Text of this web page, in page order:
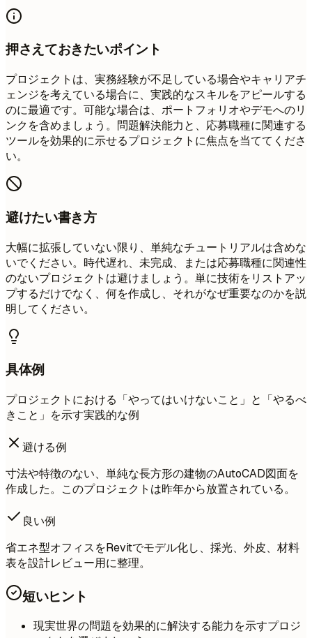
押さえておきたいポイント
プロジェクトは、実務経験が不足している場合やキャリアチ
ェンジを考えている場合に、実践的なスキルをアピールする
のに最適です。可能な場合は、ポートフォリオやデモへのリ
ンクを含めましょう。問題解決能力と、応募職種に関連する
ツールを効果的に示せるプロジェクトに焦点を当ててくださ
い。
避けたい書き方
大幅に拡張していない限り、単純なチュートリアルは含めな
いでください。時代遅れ、未完成、または応募職種に関連性
のないプロジェクトは避けましょう。単に技術をリストアッ
プするだけでなく、何を作成し、それがなぜ重要なのかを説
明してください。
具体例
プロジェクトにおける「やってはいけないこと」と「やるべ
きこと」を示す実践的な例
避ける例
寸法や特徴のない、単純な長方形の建物のAutoCAD図面を
作成した。このプロジェクトは昨年から放置されている。
良い例
省エネ型オフィスをRevitでモデル化し、採光、外皮、材料
表を設計レビュー用に整理。
短いヒント
現実世界の問題を効果的に解決する能力を示すプロジ